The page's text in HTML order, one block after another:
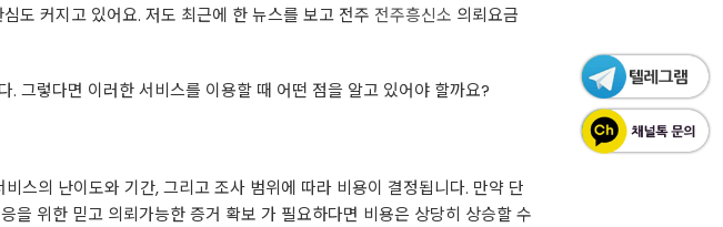
심도 커지고 있어요. 저도 최근에 한 뉴스를 보고 전주 전주흥신소 의뢰요금
. 그렇다면 이러한 서비스를 이용할 때 어떤 점을 알고 있어야 할까요?
스의 난이도와 기간, 그리고 조사 범위에 따라 비용이 결정됩니다. 만약 단
을 위한 믿고 의뢰가능한 증거 확보 가 필요하다면 비용은 상당히 상승할 수